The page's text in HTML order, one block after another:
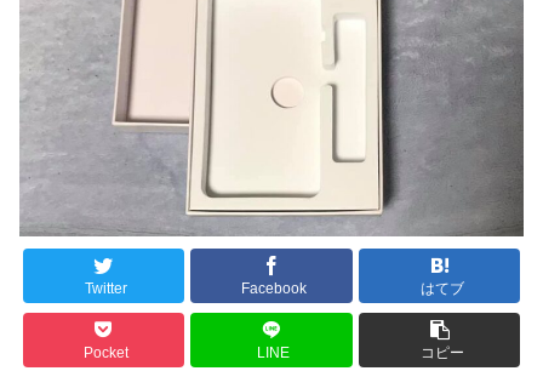
Twitter Facebook はてブ
Pocket LINE コピー